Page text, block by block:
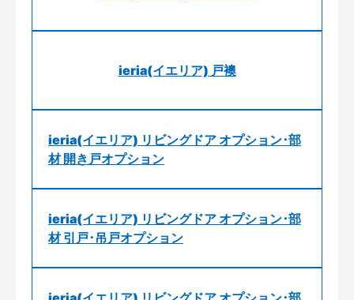
ieria(イエリア) 戸襖
ieria(イエリア) リビングドア オプション･部
材 開き戸オプション
ieria(イエリア) リビングドア オプション･部
材 引戸･吊戸オプション